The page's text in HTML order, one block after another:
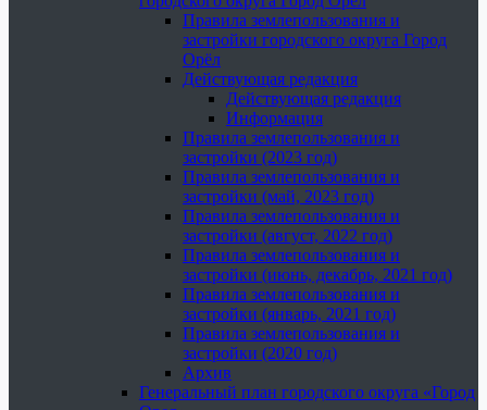
Правила землепользования и
застройки городского округа Город
Орёл
Действующая редакция
Действующая редакция
Информация
Правила землепользования и
застройки (2023 год)
Правила землепользования и
застройки (май, 2023 год)
Правила землепользования и
застройки (август, 2022 год)
Правила землепользования и
застройки (июнь, декабрь, 2021 год)
Правила землепользования и
застройки (январь, 2021 год)
Правила землепользования и
застройки (2020 год)
Архив
Генеральный план городского округа «Город